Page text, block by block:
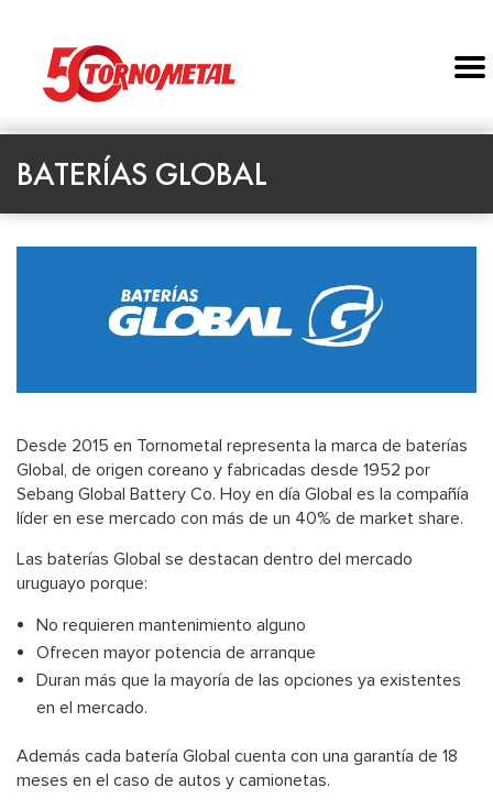
BATERÍAS GLOBAL
Desde 2015 en Tornometal representa la marca de baterías
Global, de origen coreano y fabricadas desde 1952 por
Sebang Global Battery Co. Hoy en día Global es la compañía
líder en ese mercado con más de un 40% de market share.
Las baterías Global se destacan dentro del mercado
uruguayo porque:
No requieren mantenimiento alguno
Ofrecen mayor potencia de arranque
Duran más que la mayoría de las opciones ya existentes
en el mercado.
Además cada batería Global cuenta con una garantía de 18
meses en el caso de autos y camionetas.